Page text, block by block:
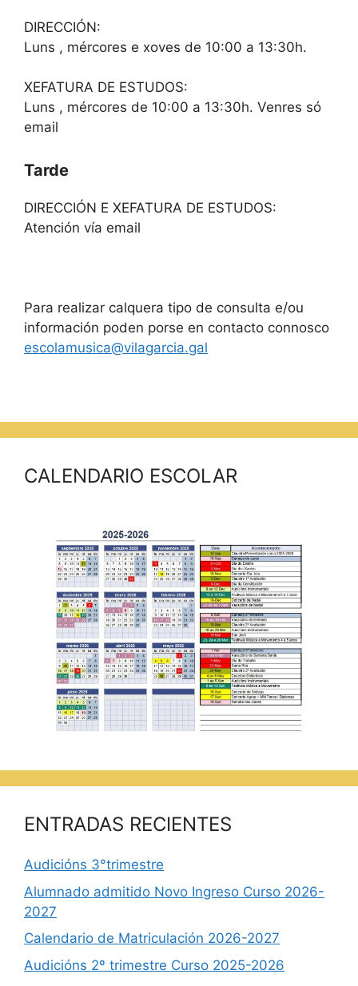
DIRECCIÓN:
Luns , mércores e xoves de 10:00 a 13:30h.
XEFATURA DE ESTUDOS:
Luns , mércores de 10:00 a 13:30h. Venres só
email
Tarde
DIRECCIÓN E XEFATURA DE ESTUDOS:
Atención vía email
Para realizar calquera tipo de consulta e/ou
información poden porse en contacto connosco
escolamusica@vilagarcia.gal
CALENDARIO ESCOLAR
ENTRADAS RECIENTES
Audicións 3°trimestre
Alumnado admitido Novo Ingreso Curso 2026-
2027
Calendario de Matriculación 2026-2027
Audicións 2º trimestre Curso 2025-2026